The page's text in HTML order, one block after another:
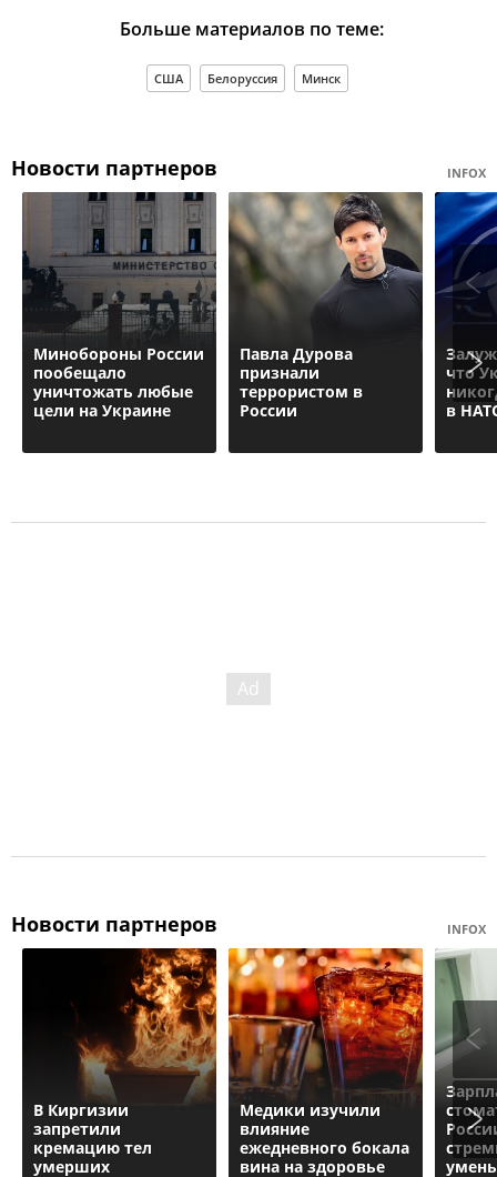
Больше материалов по теме:
США Белоруссия Минск
Новости партнеров INFOX
Минобороны России
пообещало
уничтожать любые
цели на Украине
Павла Дурова
признали
террористом в
России
что
в
Новости партнеров INFOX
В Киргизии
запретили
кремацию тел
умерших
Медики изучили
влияние
ежедневного бокала
вина на здоровье